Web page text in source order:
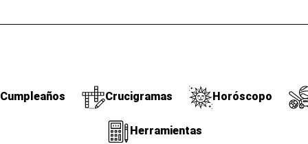
Cumpleaños Crucigramas Horóscopo
Herramientas